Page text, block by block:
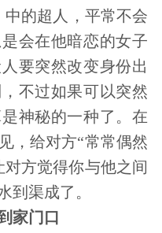
的超人，平常不会
会在他暗恋的女子
要突然改变身份出
不过如果可以突然
神秘的一种了。在
，给对方“常常偶然
方觉得你与他之间
到渠成了。
家门口